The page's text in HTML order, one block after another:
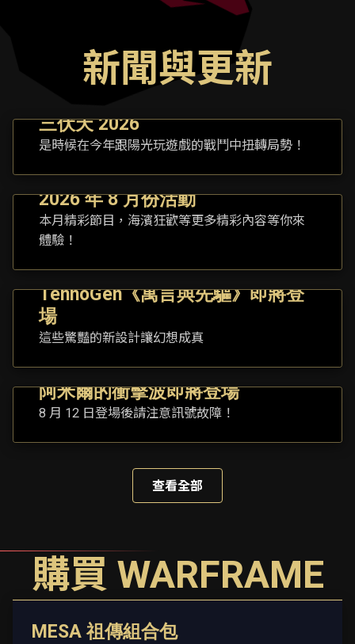
新聞與更新
三伏天 2026
是時候在今年跟陽光玩遊戲的戰鬥中扭轉局勢！
2026 年 8 月份活動
本月精彩節目，海濱狂歡等更多精彩內容等你來
體驗！
TennoGen《寓言與先驅》即將登
場
這些驚豔的新設計讓幻想成真
阿米爾的衝擊波即將登場
8 月 12 日登場後請注意訊號故障！
查看全部
購買 WARFRAME
MESA 祖傳組合包